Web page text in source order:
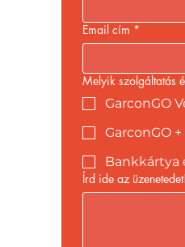
Email cím *
Melyik szolgáltatás
GarconGO
GarconGO
Bankkártya
Írd ide az üzenetedet!